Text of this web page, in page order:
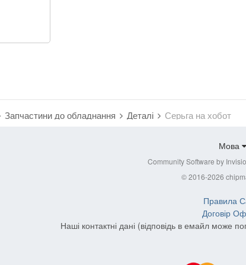
Запчастини до обладнання Деталі Серьга на хобот
Мова
Community Software by
© 2016-2026
Правила
Договір
Наші контактні дані (відповідь в емайл може